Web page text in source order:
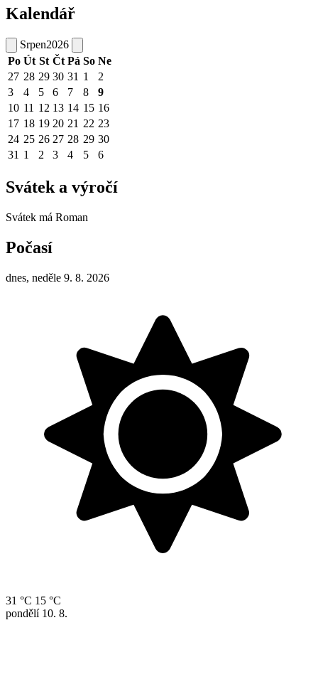
Kalendář
Srpen2026
Po Út St Čt Pá So Ne
27 28 29 30 31 1
2
3
4 5 6 7 8
9
10 11 12 13 14 15 16
17 18 19 20 21 22 23
24 25 26 27 28 29 30
31 1 2 3 4 5 6
Svátek a výročí
Svátek má Roman
Počasí
dnes, neděle 9. 8. 2026
31 °C 15 °C
pondělí 10. 8.